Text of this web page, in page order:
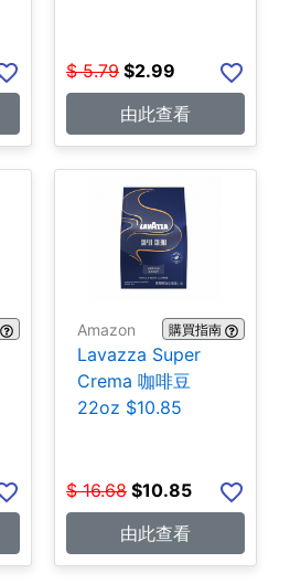
$ 5.79 $2.99
由此查看
Amazon 購買指南
Lavazza Super
Crema 咖啡豆
22oz $10.85
$ 16.68 $10.85
由此查看